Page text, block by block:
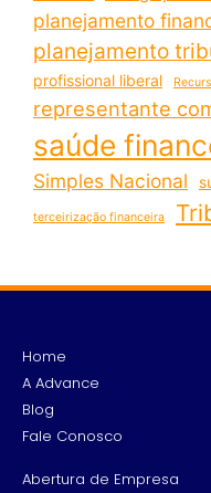
planejamento
planejamento
profissional liberal
representante
saúde
Simples Nacional
terceirização financeira
Home
A Advance
Blog
Fale Conosco
Abertura de Empresa